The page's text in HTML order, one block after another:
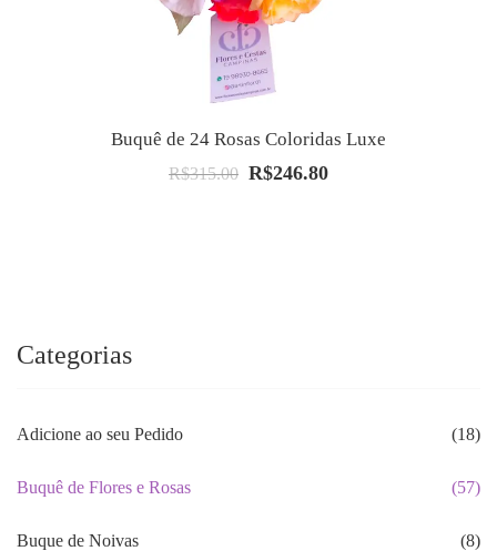
Buquê de 24 Rosas Coloridas Luxe
R$315.00 O
R$246.80O
Categorias
Adicione ao seu Pedido (18)
Buquê de Flores e Rosas (57)
Buque de Noivas (8)